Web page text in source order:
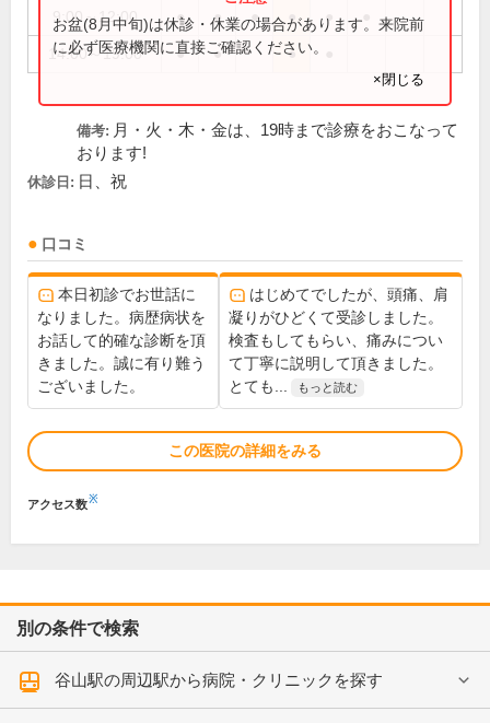
9:00～12:00 ● ● ● ● ●
14:00～19:00 ● ● ●
お盆(8月中旬)は休診・休業の場合があります。来院前
に必ず医療機関に直接ご確認ください。
×閉じる
備考: 月・火・木・金は、19時まで診療をおこなって
おります!
休診日: 日、祝
口コミ
本日初診でお世話に
なりました。病歴病状を
お話して的確な診断を頂
きました。誠に有り難う
ございました。
はじめてでしたが、頭痛、肩
凝りがひどくて受診しました。
検査もしてもらい、痛みについ
て丁寧に説明して頂きました。
とても...
もっと読む
この医院の詳細をみる
アクセス数※
別の条件で検索
谷山駅の周辺駅から病院・クリニックを探す